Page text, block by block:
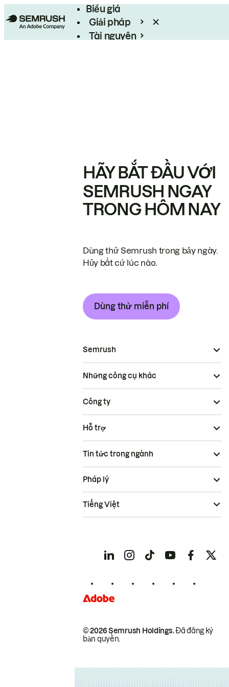
Biểu giá
Giải pháp
Tài nguyên
HÃY BẮT ĐẦU VỚI
SEMRUSH NGAY
TRONG HÔM NAY
Dùng thử Semrush trong bảy ngày.
Hủy bất cứ lúc nào.
Dùng thử miễn phí
Semrush
Những công cụ khác
Công ty
Hỗ trợ
Tin tức trong ngành
© 2026 Semrush Holdings.Đã đăng ký
bản quyền.
Pháp lý
Tiếng Việt